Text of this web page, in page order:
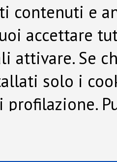
contenuti e
accettare
attivare. Se
solo i